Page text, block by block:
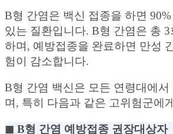
B형 간염은 백신 접종을 하면
있는 질환입니다. B형 간염은 총
하며, 예방접종을 완료하면 만성
험이 감소합니다.
B형 간염 백신은 모든 연령대에서
며, 특히 다음과 같은 고위험군에
◼︎ B형 간염 예방접종 권장대상자